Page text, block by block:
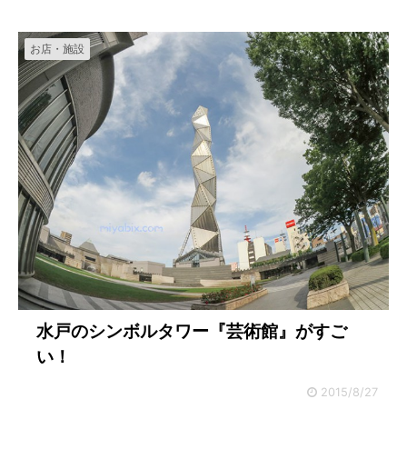
お店・施設
水戸のシンボルタワー『芸術館』がすご
い！
2015/8/27